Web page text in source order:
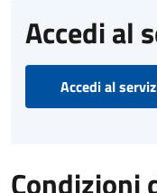
Accedi al
Accedi al
Condizioni